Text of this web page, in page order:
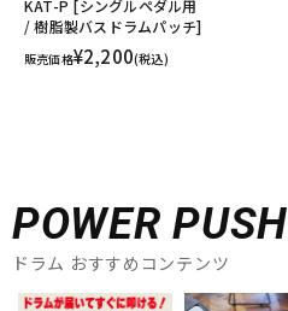
KAT-P [シングルペダル用
/ 樹脂製バスドラムパッチ]
販売価格¥2,200(税込)
POWER PUSH
ドラム おすすめコンテンツ